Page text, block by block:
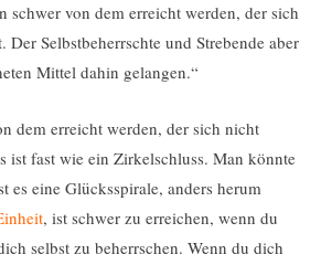
schwer von dem erreicht werden, der sich
Der Selbstbeherrschte und Strebende aber
Mittel dahin gelangen.“
dem erreicht werden, der sich nicht
ist fast wie ein Zirkelschluss. Man könnte
es eine Glücksspirale, anders herum
, ist schwer zu erreichen, wenn du
selbst zu beherrschen. Wenn du dich